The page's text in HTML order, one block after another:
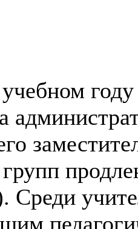
учебном
Среди